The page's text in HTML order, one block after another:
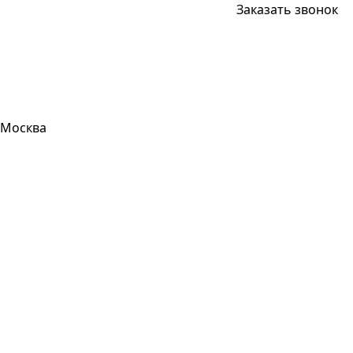
Москва
Заказать звонок